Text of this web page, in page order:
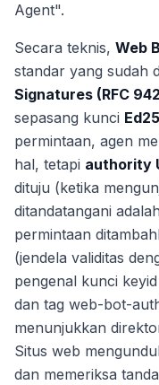
Agent".
Secara teknis, Web
standar yang sudah
Signatures (RFC
sepasang kunci
permintaan, agen
hal, tetapi authority
dituju (ketika
ditandatangani adalah
permintaan
(jendela validitas
pengenal kunci
dan tag web-bot-
menunjukkan
Situs web
dan memeriksa